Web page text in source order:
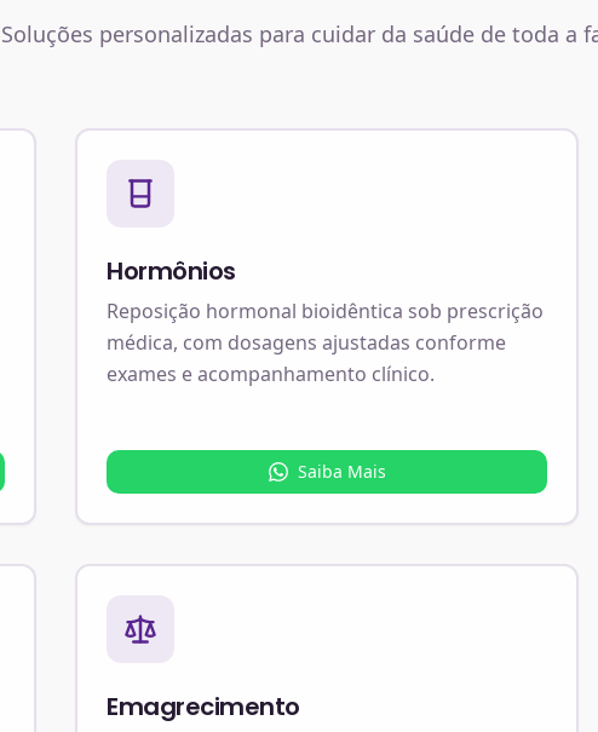
Soluções personalizadas para cuidar da saúde de toda a
Hormônios
Reposição hormonal bioidêntica sob prescrição
médica, com dosagens ajustadas conforme
exames e acompanhamento clínico.
Saiba Mais
Emagrecimento